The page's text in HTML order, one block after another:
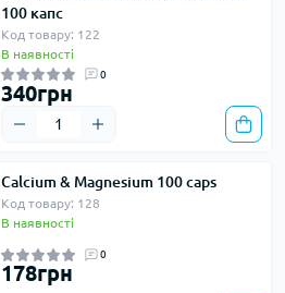
100 капс
Код товару: 122
В наявності
0
340грн
Calcium & Magnesium 100 caps
Код товару: 128
В наявності
0
178грн